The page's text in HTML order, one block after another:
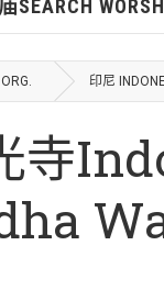
SEARCH
印尼
寺